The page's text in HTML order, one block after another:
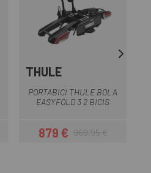
THULE
PORTABICI THULE BOLA
EASYFOLD 3 2 BICIS
Preu
879 € Preu regular
969,95 €